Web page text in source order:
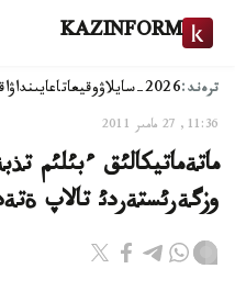
KAZINFORM
ترەند:2026-سايلاۋ وقيعاتاعايىنداۋ
11:36, 27 مامىر 2011
ماتةماتيكالئق ءبئلئم
وزگةرئستةردئ تالاپ